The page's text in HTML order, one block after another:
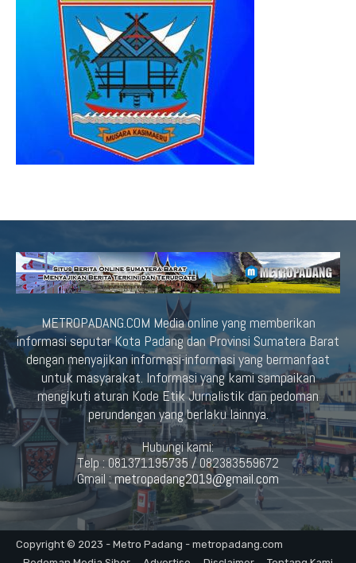
METROPADANG.COM Media online yang memberikan
informasi seputar Kota Padang dan Provinsi Sumatera Barat
dengan menyajikan informasi-informasi yang bermanfaat
untuk masyarakat. Informasi yang kami sampaikan
mengikuti aturan Kode Etik Jurnalistik dan pedoman
perundangan yang berlaku lainnya.
Hubungi kami:
Telp : 081371195735 / 082383559672
Gmail :metropadang2019@gmail.com
Copyright © 2023 - Metro Padang - metropadang.com